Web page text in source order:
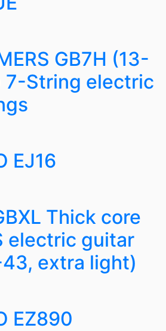
GB7H (13-
7-String electric
EJ16
Thick core
electric guitar
extra light)
EZ890